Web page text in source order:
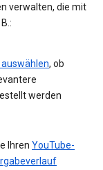
verwalten, die mit
auswählen, ob
werden
Ihren YouTube-